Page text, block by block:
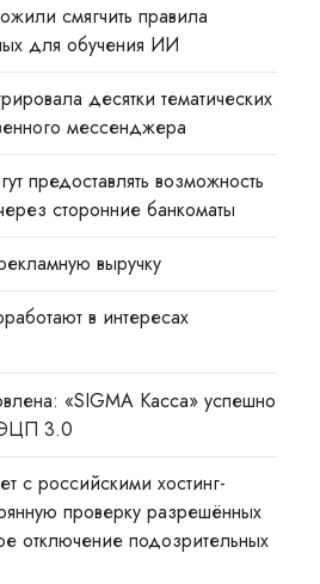
смягчить правила
для обучения ИИ
десятки тематических
мессенджера
предоставлять возможность
сторонние банкоматы
выручку
в интересах
«SIGMA Касса» успешно
ЭЦП 3.0
с российскими хостинг-
проверку разрешённых
отключение подозрительных